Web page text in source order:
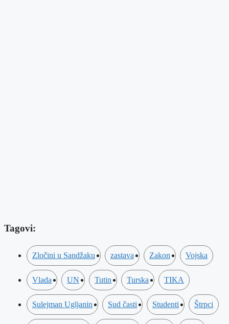
Tagovi:
Zločini u Sandžaku zastava Zakon Vojska
Vlada UN Tutin Turska TIKA
Sulejman Ugljanin Sud časti Studenti Štrpci